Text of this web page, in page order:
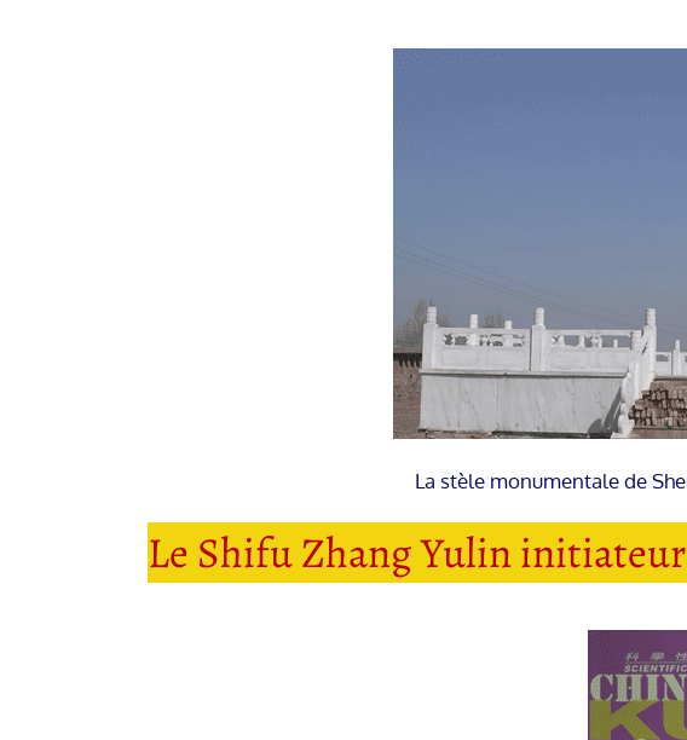
La stèle monumentale de
Le Shifu Zhang Yulin